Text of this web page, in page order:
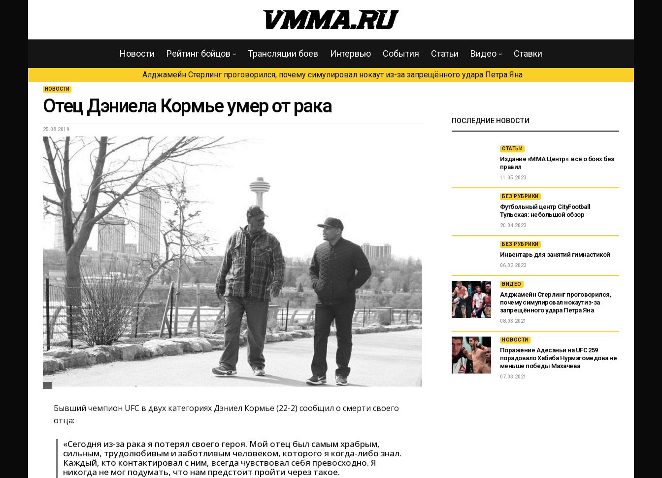
Новости Рейтинг бойцов Трансляции боев Интервью События Статьи Видео Ставки
Алджамейн Стерлинг проговорился, почему симулировал нокаут из-за запрещённого удара Петра Яна
НОВОСТИ
Отец Дэниела Кормье умер от рака
25.08.2019
Бывший чемпион UFC в двух категориях Дэниел Кормье (22-2) сообщил о смерти своего
отца:
«Сегодня из-за рака я потерял своего героя. Мой отец был самым храбрым,
сильным, трудолюбивым и заботливым человеком, которого я когда-либо знал.
Каждый, кто контактировал с ним, всегда чувствовал себя превосходно. Я
никогда не мог подумать, что нам предстоит пройти через такое.
ПОСЛЕДНИЕ НОВОСТИ
СТАТЬИ
Издание «ММА Центр»: всё о боях без
правил
11.05.2023
БЕЗ РУБРИКИ
Футбольный центр CityFootball
Тульская: небольшой обзор
20.04.2023
БЕЗ РУБРИКИ
Инвентарь для занятий гимнастикой
06.02.2023
ВИДЕО
Алджамейн Стерлинг проговорился,
почему симулировал нокаут из-за
запрещённого удара Петра Яна
08.03.2021
НОВОСТИ
Поражение Адесаньи на UFC 259
порадовало Хабиба Нурмагомедова не
меньше победы Махачева
07.03.2021